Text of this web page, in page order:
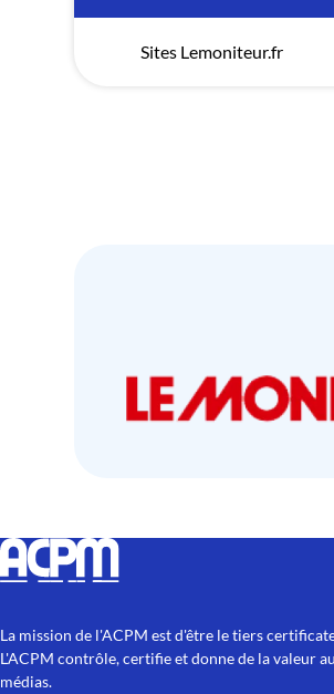
Sites Lemoniteur.fr
La mission de l'ACPM est d'être le tiers
L'ACPM contrôle, certifie et donne de la valeur
médias.